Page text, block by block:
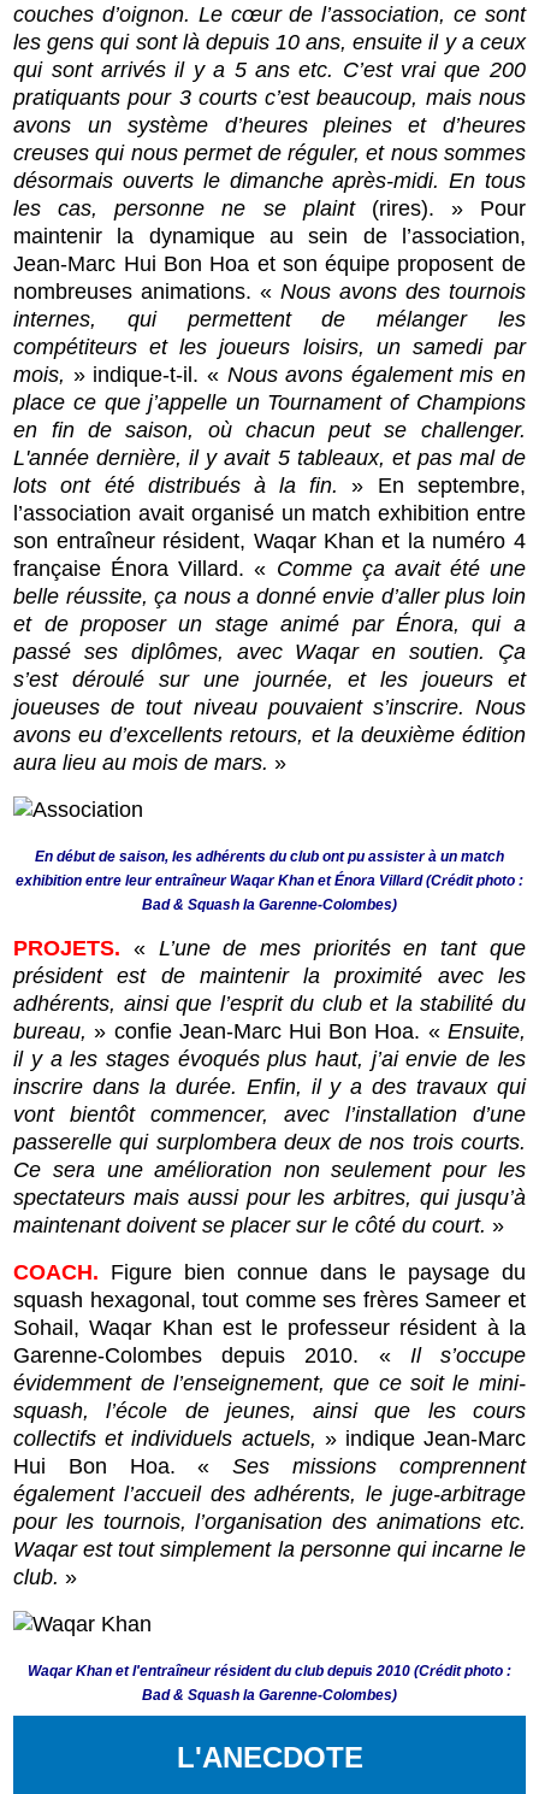
couches d’oignon. Le cœur de l’association, ce sont
les gens qui sont là depuis 10 ans, ensuite il y a ceux
qui sont arrivés il y a 5 ans etc. C’est vrai que 200
pratiquants pour 3 courts c’est beaucoup, mais nous
avons un système d’heures pleines et d’heures
creuses qui nous permet de réguler, et nous sommes
désormais ouverts le dimanche après-midi. En tous
les cas, personne ne se plaint(rires). » Pour
maintenir la dynamique au sein de l’association,
Jean-Marc Hui Bon Hoa et son équipe proposent de
nombreuses animations. « Nous avons des tournois
internes, qui permettent de mélanger les
compétiteurs et les joueurs loisirs, un samedi par
mois, » indique-t-il. « Nous avons également mis en
place ce que j’appelle un Tournament of Champions
en fin de saison, où chacun peut se challenger.
L'année dernière, il y avait 5 tableaux, et pas mal de
lots ont été distribués à la fin.
» En septembre,
l’association avait organisé un match exhibition entre
son entraîneur résident, Waqar Khan et la numéro 4
française Énora Villard. « Comme ça avait été une
belle réussite, ça nous a donné envie d’aller plus loin
et de proposer un stage animé par Énora, qui a
passé ses diplômes, avec Waqar en soutien. Ça
s’est déroulé sur une journée, et les joueurs et
joueuses de tout niveau pouvaient s’inscrire. Nous
avons eu d’excellents retours, et la deuxième édition
aura lieu au mois de mars. »
En début de saison, les adhérents du club ont pu assister à un match
exhibition entre leur entraîneur Waqar Khan et Énora Villard (Crédit photo :
Bad & Squash la Garenne-Colombes)
PROJETS. « L’une de mes priorités en tant que
président est de maintenir la proximité avec les
adhérents, ainsi que l’esprit du club et la stabilité du
bureau, » confie Jean-Marc Hui Bon Hoa. « Ensuite,
il y a les stages évoqués plus haut, j’ai envie de les
inscrire dans la durée. Enfin, il y a des travaux qui
vont bientôt commencer, avec l’installation d’une
passerelle qui surplombera deux de nos trois courts.
Ce sera une amélioration non seulement pour les
spectateurs mais aussi pour les arbitres, qui jusqu’à
maintenant doivent se placer sur le côté du court. »
COACH. Figure bien connue dans le paysage du
squash hexagonal, tout comme ses frères Sameer et
Sohail, Waqar Khan est le professeur résident à la
Garenne-Colombes depuis 2010. « Il s’occupe
évidemment de l’enseignement, que ce soit le mini-
squash, l’école de jeunes, ainsi que les cours
collectifs et individuels actuels, » indique Jean-Marc
Hui Bon Hoa. «Ses missions comprennent
également l’accueil des adhérents, le juge-arbitrage
pour les tournois, l’organisation des animations etc.
Waqar est tout simplement la personne qui incarne le
club. »
Waqar Khan et l'entraîneur résident du club depuis 2010 (Crédit photo :
Bad & Squash la Garenne-Colombes)
L'ANECDOTE